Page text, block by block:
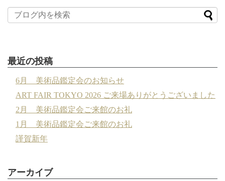
最近の投稿
6月 美術品鑑定会のお知らせ
ART FAIR TOKYO 2026 ご来場ありがとうございました
2月 美術品鑑定会ご来館のお礼
1月 美術品鑑定会ご来館のお礼
謹賀新年
アーカイブ